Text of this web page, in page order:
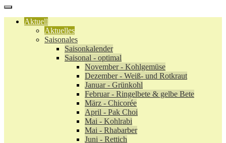
Aktuell
Aktuelles
Saisonales
Saisonkalender
Saisonal - optimal
November - Kohlgemüse
Dezember - Weiß- und Rotkraut
Januar - Grünkohl
Februar - Ringelbete & gelbe Bete
März - Chicorée
April - Pak Choi
Mai - Kohlrabi
Mai - Rhabarber
Juni - Rettich